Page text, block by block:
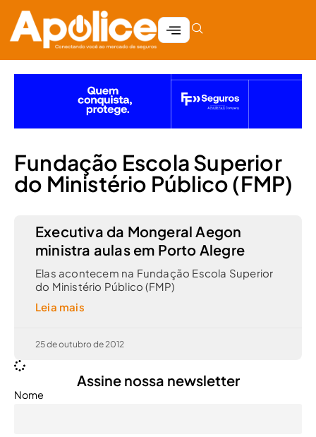
Fundação Escola Superior
do Ministério Público (FMP)
Executiva da Mongeral Aegon
ministra aulas em Porto Alegre
Elas acontecem na Fundação Escola Superior
do Ministério Público (FMP)
Leia mais
25 de outubro de 2012
Assine nossa newsletter
Nome